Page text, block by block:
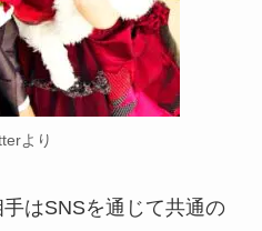
より
はSNSを通じて共通の